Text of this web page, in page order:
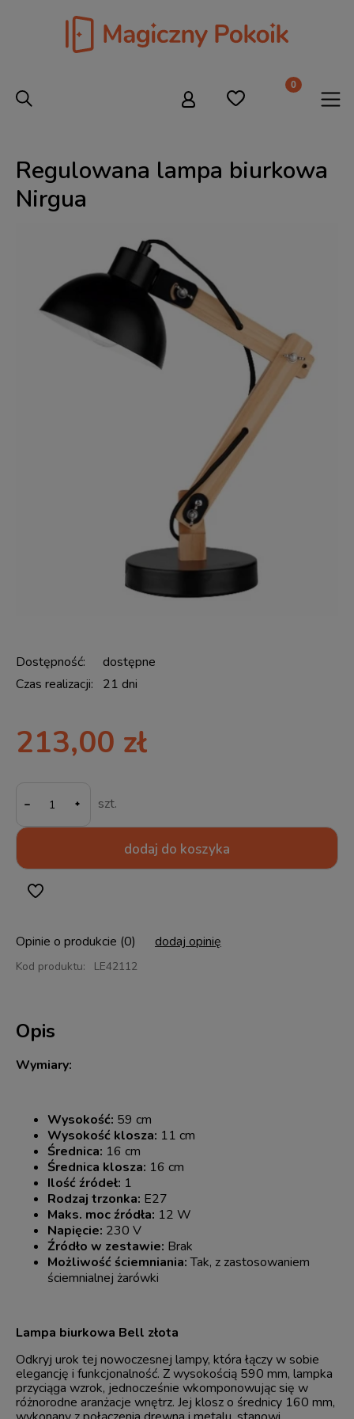
Regulowana lampa biurkowa
Nirgua
Dostępność:
dostępne
Czas realizacji:
21 dni
213,00 zł
- szt.
dodaj do koszyka
Kod produktu: LE42112
Opinie o produkcie (0) dodaj opinię
Opis
Wymiary:
Wysokość: 59 cm
Wysokość klosza: 11 cm
Średnica: 16 cm
Średnica klosza: 16 cm
Ilość źródeł: 1
Rodzaj trzonka: E27
Maks. moc źródła: 12 W
Napięcie: 230 V
Źródło w zestawie: Brak
Możliwość ściemniania:Tak, z zastosowaniem
ściemnialnej żarówki
Lampa biurkowa Bell złota
Odkryj urok tej nowoczesnej lampy, która łączy w sobie
elegancję i funkcjonalność. Z wysokością 590 mm, lampka
przyciąga wzrok, jednocześnie wkomponowując się w
różnorodne aranżacje wnętrz. Jej klosz o średnicy 160 mm,